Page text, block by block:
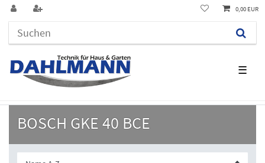
☰
0,00 EUR
BOSCH GKE 40 BCE